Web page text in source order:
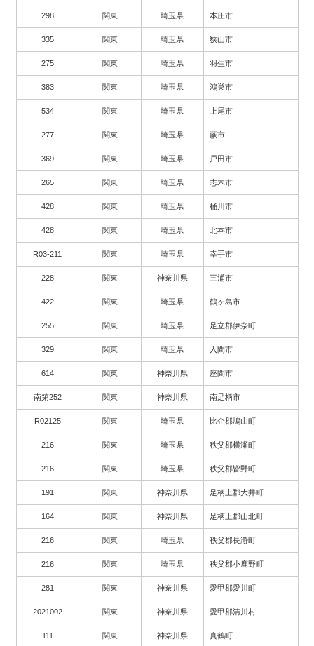
298 関東 埼玉県 本庄市
335 関東 埼玉県 狭山市
275 関東 埼玉県 羽生市
383 関東 埼玉県 鴻巣市
534 関東 埼玉県 上尾市
277 関東 埼玉県 蕨市
369 関東 埼玉県 戸田市
265 関東 埼玉県 志木市
428 関東 埼玉県 桶川市
428 関東 埼玉県 北本市
R03-211 関東 埼玉県 幸手市
228 関東 神奈川県 三浦市
422 関東 埼玉県 鶴ヶ島市
255 関東 埼玉県 足立郡伊奈町
329 関東 埼玉県 入間市
614 関東 神奈川県 座間市
南第252 関東 神奈川県 南足柄市
R02125 関東 埼玉県 比企郡鳩山町
216 関東 埼玉県 秩父郡横瀬町
216 関東 埼玉県 秩父郡皆野町
191 関東 神奈川県 足柄上郡大井町
164 関東 神奈川県 足柄上郡山北町
216 関東 埼玉県 秩父郡長瀞町
216 関東 埼玉県 秩父郡小鹿野町
281 関東 神奈川県 愛甲郡愛川町
2021002 関東 神奈川県 愛甲郡清川村
111 関東 神奈川県 真鶴町